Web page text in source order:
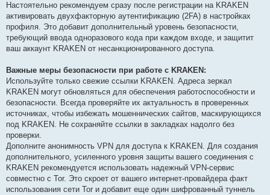
Настоятельно рекомендуем сразу после регистрации на KRAKEN
активировать двухфакторную аутентификацию (2FA) в настройках
профиля. Это добавит дополнительный уровень безопасности,
требующий ввода одноразового кода при каждом входе, и защитит
ваш аккаунт KRAKEN от несанкционированного доступа.
Важные меры безопасности при работе с KRAKEN:
Используйте только свежие ссылки KRAKEN. Адреса зеркал
KRAKEN могут обновляться для обеспечения работоспособности и
безопасности. Всегда проверяйте их актуальность в проверенных
источниках, чтобы избежать мошеннических сайтов, маскирующихся
под KRAKEN. Не сохраняйте ссылки в закладках надолго без
проверки.
Дополните анонимность VPN для доступа к KRAKEN. Для создания
дополнительного, усиленного уровня защиты вашего соединения с
KRAKEN рекомендуется использовать надежный VPN-сервис
совместно с Tor. Это скроет от вашего интернет-провайдера факт
использования сети Tor и добавит еще один шифрованный туннель